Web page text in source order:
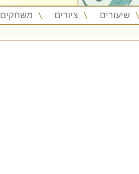
שיעורים ציורים משחקים